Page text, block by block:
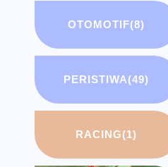
OTOMOTIF(8)
PERISTIWA(49)
RACING(1)